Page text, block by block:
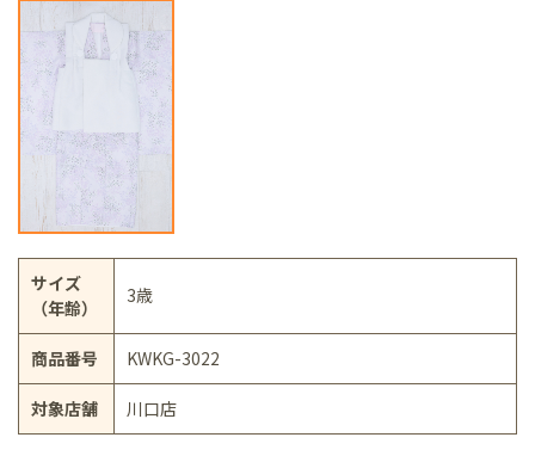
サイズ
（年齢）
3歳
商品番号 KWKG-3022
対象店舗 川口店